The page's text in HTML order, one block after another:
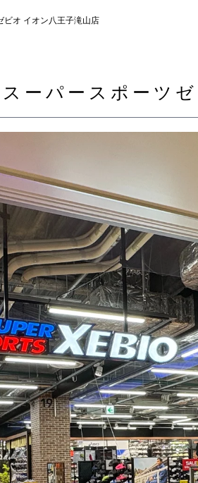
ビオ イオン八王子滝山店
スーパースポーツ